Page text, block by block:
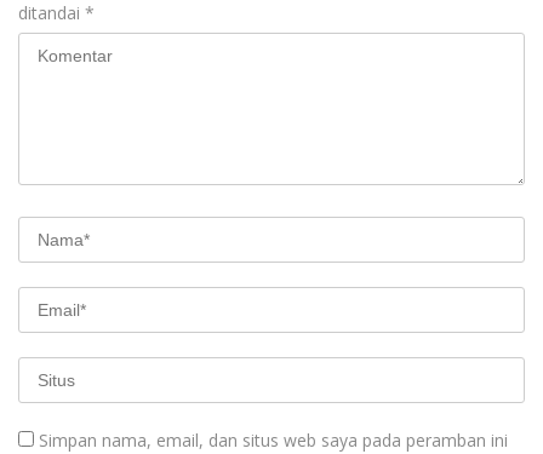
ditandai *
Simpan nama, email, dan situs web saya pada peramban ini